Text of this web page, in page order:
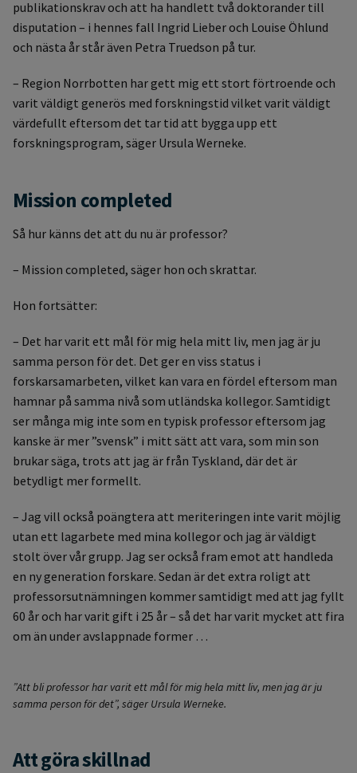
publikationskrav och att ha handlett två doktorander till
disputation – i hennes fall Ingrid Lieber och Louise Öhlund
och nästa år står även Petra Truedson på tur.
– Region Norrbotten har gett mig ett stort förtroende och
varit väldigt generös med forskningstid vilket varit väldigt
värdefullt eftersom det tar tid att bygga upp ett
forskningsprogram, säger Ursula Werneke.
Mission completed
Så hur känns det att du nu är professor?
– Mission completed, säger hon och skrattar.
Hon fortsätter:
– Det har varit ett mål för mig hela mitt liv, men jag är ju
samma person för det. Det ger en viss status i
forskarsamarbeten, vilket kan vara en fördel eftersom man
hamnar på samma nivå som utländska kollegor. Samtidigt
ser många mig inte som en typisk professor eftersom jag
kanske är mer ”svensk” i mitt sätt att vara, som min son
brukar säga, trots att jag är från Tyskland, där det är
betydligt mer formellt.
– Jag vill också poängtera att meriteringen inte varit möjlig
utan ett lagarbete med mina kollegor och jag är väldigt
stolt över vår grupp. Jag ser också fram emot att handleda
en ny generation forskare. Sedan är det extra roligt att
professorsutnämningen kommer samtidigt med att jag fyllt
60 år och har varit gift i 25 år – så det har varit mycket att fira
om än under avslappnade former …
”Att bli professor har varit ett mål för mig hela mitt liv, men jag är ju
samma person för det”, säger Ursula Werneke.
Att göra skillnad